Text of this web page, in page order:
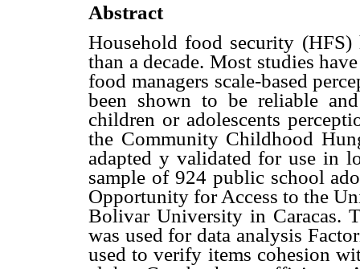
Abstract
Household food security (HFS)
than a decade. Most studies
food managers scale-based
been shown to be reliable
children or adolescents
the Community Childhood
adapted y validated for use in
sample of 924 public school
Opportunity for Access to the
Bolivar University in Caracas.
was used for data analysis
used to verify items cohesion